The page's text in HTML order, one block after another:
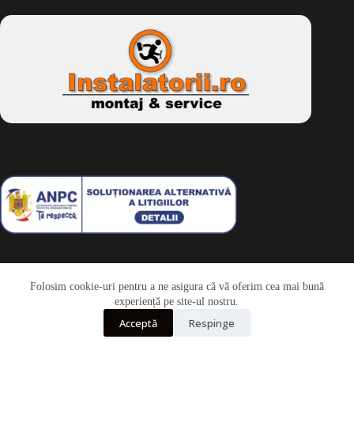
Folosim cookie-uri pentru a ne asigura că vă oferim cea mai bună
experiență pe site-ul nostru.
Acceptă Respinge
Drepturi de autor © 2026 - Dkbike.ropowered by